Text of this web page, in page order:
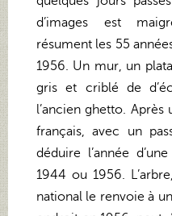
d’images est
résument les 55
1956. Un mur, un
gris et criblé de
l’ancien ghetto.
français, avec un
déduire l’année
1944 ou 1956.
national le renvoie à